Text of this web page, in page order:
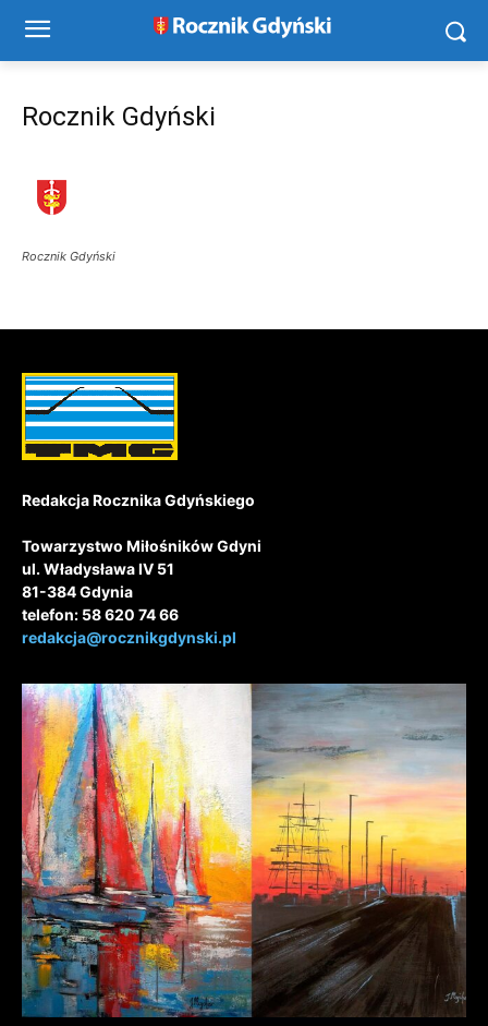
Rocznik Gdyński
Rocznik Gdyński
Redakcja Rocznika Gdyńskiego
Towarzystwo Miłośników Gdyni
ul. Władysława IV 51
81-384 Gdynia
telefon: 58 620 74 66
redakcja@rocznikgdynski.pl